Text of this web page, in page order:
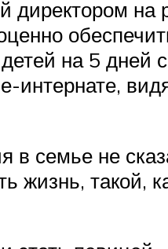
директором на
на 5 дней с
интернате,
в семье не
жизнь, такой,